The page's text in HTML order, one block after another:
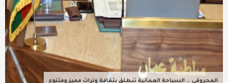
المحروقي .. السياحة العمانية تنطلق بثقافة وتراث مميز ومتنوع
طب وصحة